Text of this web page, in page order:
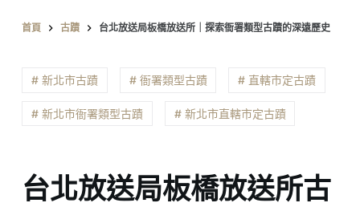
首頁 古蹟 台北放送局板橋放送所｜探索衙署類型古蹟的深遠歷史
# 新北市古蹟 # 衙署類型古蹟 # 直轄市定古蹟
# 新北市衙署類型古蹟 # 新北市直轄市定古蹟
台北放送局板橋放送所古